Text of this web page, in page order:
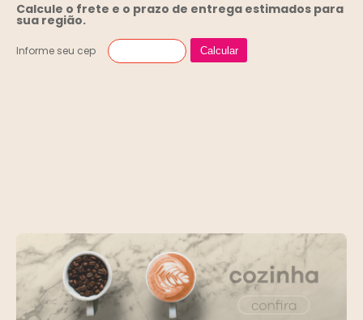
Calcule o frete e o prazo de entrega estimados para
sua região.
Informe seu cep Calcular